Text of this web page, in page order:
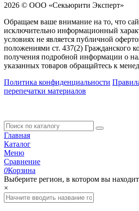
2026 © ООО «Секьюрити Эксперт»
Обращаем ваше внимание на то, что
исключительно информационный
условиях не является публичной
положениями ст. 437(2) Гражданского
получения подробной информации о
указанных товаров обращайтесь к
Политика конфиденциальности
перепечатки материалов
Главная
Каталог
Меню
Сравнение
0Корзина
Выберите регион, в котором вы
×